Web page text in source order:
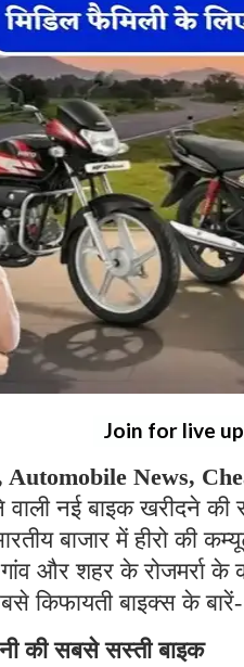
Join for live
News,
वाली नई बाइक खरीदने
बाजार में हीरो की
और शहर के रोजमर्रा के
किफायती बाइक्स के बारें-
की सबसे सस्ती बाइक